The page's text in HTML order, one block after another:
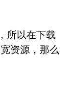
所以在下载
资源，那么